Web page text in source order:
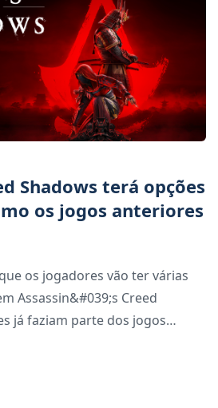
Shadows terá opções
os jogos anteriores
os jogadores vão ter várias
Assassin&#039;s Creed
já faziam parte dos jogos
para a época do Jap�